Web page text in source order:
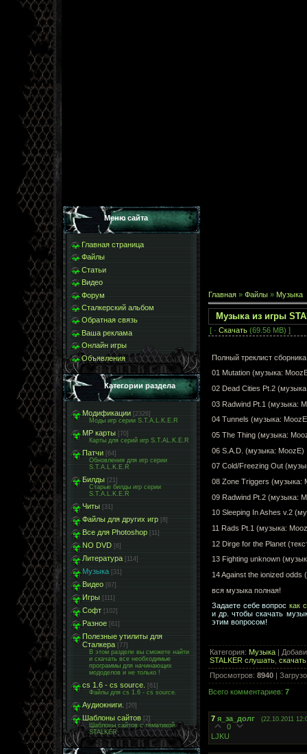
Меню сайта
Главная страница
Файлы
Статьи
Видео
Форум
Сталкерский альбом
Обратная связь
Ваша реклама
Онлайн игры
Объявления
Категории раздела
Модификации [2326]
Моды игр серии S.T.A.L.K.E.R
МР карты
[70]
Карты для серий игр S.T.AL.K.E.R
Патчи [64]
Обновления для игр серии
S.T.A.L.K.E.R
Билды [21]
Старые билды игр серии
S.T.A.L.K.E.R
Читы [31]
Файлы для других игр [8]
Все для Photoshop [11]
NO DVD [6]
Литература [114]
Музыка [31]
Видео [67]
Игры [111]
Софт [102]
Разное [61]
Полезные утилиты для
Сталкера [77]
В этом разделе вы сможете найти
и скачать все необходимые
программы для начинающих
мододелов и не только !
cs 1.6 - cs source.
[61]
Файлы для cs 1.6 - cs source.
Аудиокниги. [20]
Шаблоны сайтов [2]
Шаблоны сайтов с тематикой
STALKER
Главная » Файлы » Музыка
Музыка из игры
[ · Скачать (69.56 MB) ]
Полный треклист
01 Mutation (музыка:
02 Dead Cities Pt.2
03 Radwind Pt.1 (музыка:
04 Tunnels (музыка:
05 The Thing (музыка:
06 S.A.D. (музыка: MoozE)
07 Cold/Freezing Out
08 Zone Triggers (музыка:
09 Radwind Pt.2 (музыка:
10 Sleeping In Ashes v.2
11 Rads Pt.1 (музыка:
12 Dirge for the Planet
13 Fighting unknown
14 Against the ionized odds
вся музыка полная!
Задаете себе вопрос как
и др. чтобы скачать
этим вопросом!
Категория: Музыка |
STALKER слушать
Просмотров: 8940 |
Всего комментариев: 7
7 я_за_долг (22.10.2011
0
LJKU